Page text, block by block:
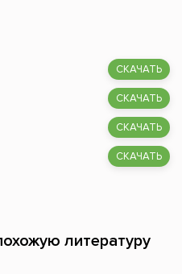
СКАЧАТЬ
СКАЧАТЬ
СКАЧАТЬ
СКАЧАТЬ
литературу